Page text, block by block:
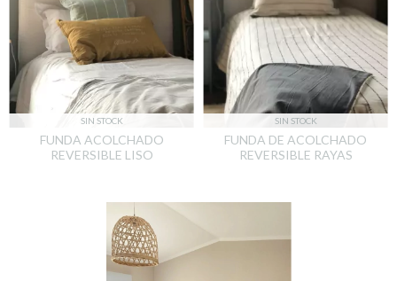
SIN STOCK
FUNDA ACOLCHADO
REVERSIBLE LISO
SIN STOCK
FUNDA DE ACOLCHADO
REVERSIBLE RAYAS